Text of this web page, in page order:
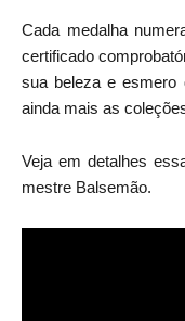
Cada medalha
certificado
sua beleza e esmero
ainda mais as
Veja em detalhes
mestre Balsemão.